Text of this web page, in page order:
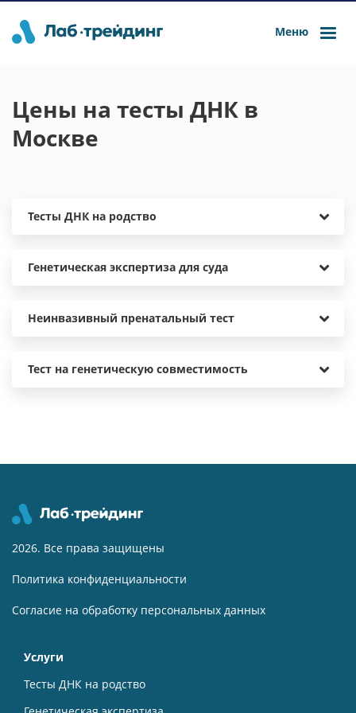
Меню
Цены на тесты ДНК в
Москве
Тесты ДНК на родство
Генетическая экспертиза для суда
Неинвазивный пренатальный тест
Тест на генетическую совместимость
2026. Все права защищены
Политика конфиденциальности
Согласие на обработку персональных данных
Услуги
Тесты ДНК на родство